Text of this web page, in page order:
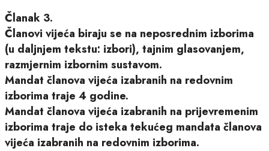
Članak 3.
Članovi vijeća biraju se na neposrednim izborima
(u daljnjem tekstu: izbori), tajnim glasovanjem,
razmjernim izbornim sustavom.
Mandat članova vijeća izabranih na redovnim
izborima traje 4 godine.
Mandat članova vijeća izabranih na prijevremenim
izborima traje do isteka tekućeg mandata članova
vijeća izabranih na redovnim izborima.